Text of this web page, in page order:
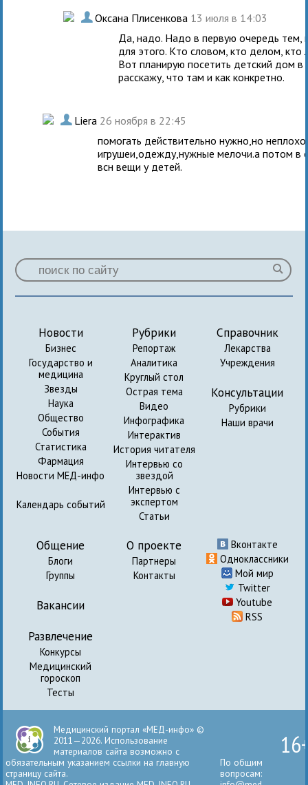
. Оксана Плисенкова 13 июля в 14:03
Да, надо. Надо в первую очередь тем,
для этого. Кто словом, кто делом,
Вот планирую посетить детский дом
расскажу, что там и как конкретно.
. Liera 26 ноября в 22:45
помогать действительно нужно,но
игрушеи,одежду,нужные мелочи.а потом в
всн вещи у детей.
Новости
Бизнес
Государство и
медицина
Звезды
Наука
Общество
События
Статистика
Фармация
Новости МЕД-инфо
Календарь событий
Рубрики
Репортаж
Аналитика
Круглый стол
Острая тема
Видео
Инфографика
Интерактив
История читателя
Интервью со
звездой
Интервью с
экспертом
Статьи
Справочник
Лекарства
Учреждения
Консультации
Рубрики
Наши врачи
Общение
Блоги
Группы
Вакансии
Развлечение
Конкурсы
Медицинский
гороскоп
Тесты
О проекте
Партнеры
Контакты
Вконтакте
Одноклассники
Мой мир
Twitter
Youtube
RSS
Медицинский портал «МЕД-инфо» ©
2011—2026. Использование
материалов сайта возможно с
обязательным указанием ссылки на главную
страницу сайта.
По общим
вопросам: